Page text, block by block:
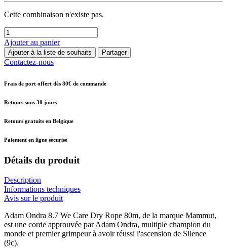
Cette combinaison n'existe pas.
Ajouter au panier
Ajouter à la liste de souhaits Partager
Contactez-nous
Frais de port offert dès 80€ de commande
Retours sous 30 jours
Retours gratuits en Belgique
Paiement en ligne sécurisé
Détails du produit
Description
Informations techniques
Avis sur le produit
Adam Ondra 8.7 We Care Dry Rope 80m, de la marque Mammut,
est une corde approuvée par Adam Ondra, multiple champion du
monde et premier grimpeur à avoir réussi l'ascension de Silence
(9c).